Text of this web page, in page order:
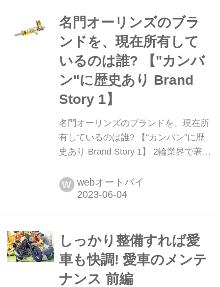
名門オーリンズのブラ
ンドを、現在所有して
いるのは誰? 【"カンバ
ン"に歴史あり Brand
Story 1】
名門オーリンズのブランドを、現在所
有しているのは誰? 【"カンバン"に歴
史あり Brand Story 1】 2輪業界で著名
画。その第1回に取り上げるのは高性
能サスペンション作りで特に有名なオ
破するほど多くのチーム、ライダーか
らオーリンズ製品は選ばれてきた。そ
の興(おこ)りは、1...
W webオートバイ
しっかり整備すれば愛
車も快調! 愛車のメンテ
ナンス 前編